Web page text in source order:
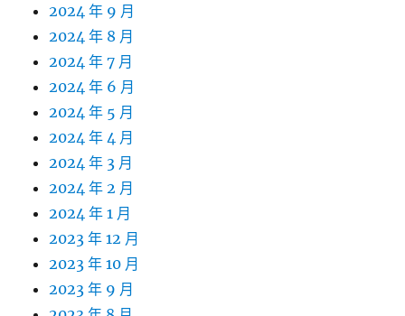
2024 年 9 月
2024 年 8 月
2024 年 7 月
2024 年 6 月
2024 年 5 月
2024 年 4 月
2024 年 3 月
2024 年 2 月
2024 年 1 月
2023 年 12 月
2023 年 10 月
2023 年 9 月